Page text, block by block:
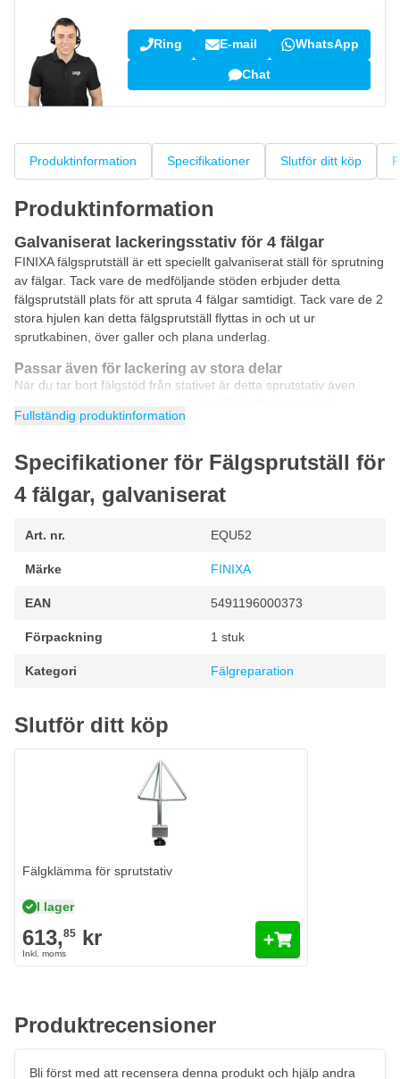
Ring E-mail WhatsApp
Chat
Produktinformation Specifikationer Slutför ditt köp
Produktinformation
Galvaniserat lackeringsstativ för 4 fälgar
FINIXA fälgsprutställ är ett speciellt galvaniserat ställ för sprutning
av fälgar. Tack vare de medföljande stöden erbjuder detta
fälgsprutställ plats för att spruta 4 fälgar samtidigt. Tack vare de 2
stora hjulen kan detta fälgsprutställ flyttas in och ut ur
sprutkabinen, över galler och plana underlag.
Passar även för lackering av stora delar
När du tar bort fälgstöd från stativet är detta sprutstativ även
sprutning av en bagagelucka eller en motorhuv. För detta är en
Stativet är universellt användbart och kan fungera
som:
Motorhuvstativ
Bagagelucka-stativ
Lämplig för lackering av stora delar och karosseridelar
Utrustad med 4 avtagbara fälgstöd – (jul)träd
Utrustad med 2 skyddsstöd, vardera 990 mm långa, med
oberoende höjdjustering från 770 mm till 1150 mm
Avståndet mellan de båda stöden är 660 mm
Fullständig produktinformation
Specifikationer för Fälgsprutställ för
4 fälgar, galvaniserat
Art. nr. EQU52
Märke FINIXA
EAN 5491196000373
Förpackning 1 stuk
Kategori Fälgreparation
Slutför ditt köp
Fälgklämma för sprutstativ
I lager
613,85 kr
Produktrecensioner
Bli först med att recensera denna produkt och hjälp andra